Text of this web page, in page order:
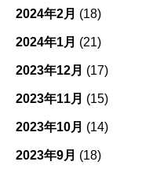
2024年2月 (18)
2024年1月 (21)
2023年12月 (17)
2023年11月 (15)
2023年10月 (14)
2023年9月 (18)